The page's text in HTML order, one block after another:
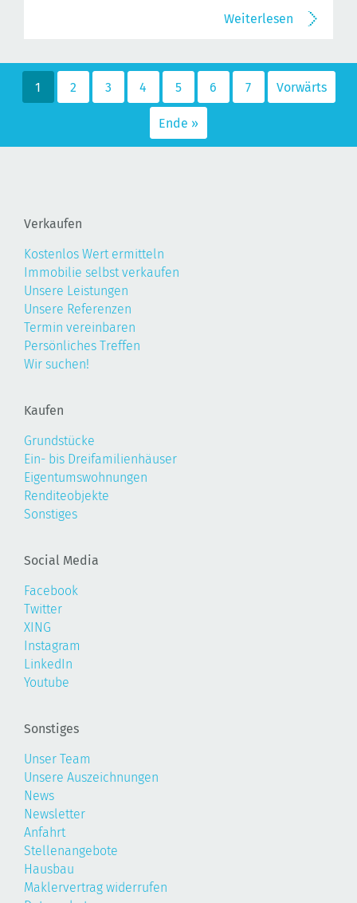
Weiterlesen
1 2 3 4 5 6 7 Vorwärts
Ende »
Verkaufen
Kostenlos Wert ermitteln
Immobilie selbst verkaufen
Unsere Leistungen
Unsere Referenzen
Termin vereinbaren
Persönliches Treffen
Wir suchen!
Kaufen
Grundstücke
Ein- bis Dreifamilienhäuser
Eigentumswohnungen
Renditeobjekte
Sonstiges
Social Media
Facebook
Twitter
XING
Instagram
LinkedIn
Youtube
Sonstiges
Unser Team
Unsere Auszeichnungen
News
Newsletter
Anfahrt
Stellenangebote
Hausbau
Maklervertrag widerrufen